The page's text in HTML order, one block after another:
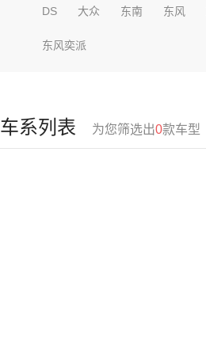
DS 大众 东南 东风
东风奕派
车系列表 为您筛选出0款车型